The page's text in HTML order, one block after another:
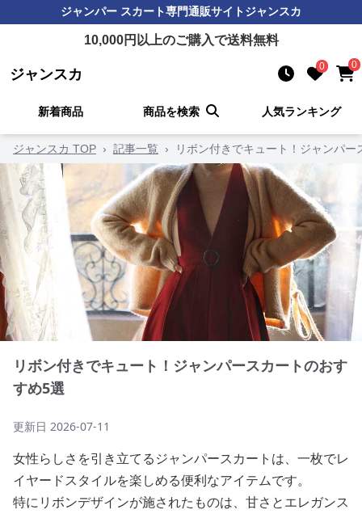
ジャンパー スカート専門通販サイトジャンスカ
10,000円以上のご購入で送料無料
ジャンスカ 0 0
新着商品 商品を検索 人気ランキング
ジャンスカ TOP › 記事一覧 › リボン付きでキュート！ジャンパ
リボン付きでキュート！ジャンパースカートのおす
すめ5選
更新日 2026-07-11
女性らしさを引き立てるジャンパースカートは、一枚でレ
イヤードスタイルを楽しめる便利なアイテムです。
特にリボンデザインが施されたものは、甘さとエレガンス